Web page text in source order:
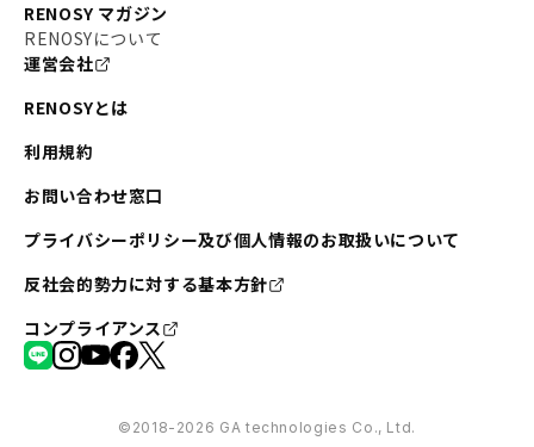
RENOSY マガジン
RENOSYについて
運営会社
RENOSYとは
利用規約
お問い合わせ窓口
プライバシーポリシー及び個人情報のお取扱いについて
反社会的勢力に対する基本方針
コンプライアンス
©︎2018-2026 GA technologies Co., Ltd.